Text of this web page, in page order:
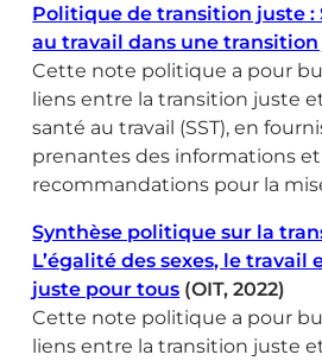
Politique de transition juste :
au travail dans une
Cette note politique a pour
liens entre la transition juste
santé au travail (SST), en
prenantes des informations
recommandations pour la
Synthèse politique sur la
L’égalité des sexes, le
juste pour tous (OIT, 2022)
Cette note politique a pour
liens entre la transition juste